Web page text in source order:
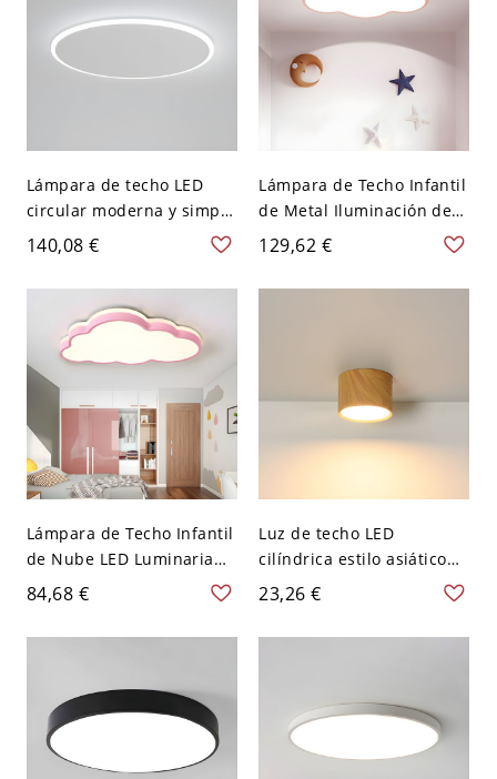
Lámpara de techo LED
circular moderna y simple
con 1 luz de montaje
empotrado en acrílico
blanco - 110 A 120 V 30,48
cm 1 Blanco
140,08 €
Lámpara de Techo Infantil
de Metal Iluminación de
Techo LED de Nube para
Habitación - Rosa 110 A
120 V 52,07 cm Blanco
129,62 €
Lámpara de Techo Infantil
de Nube LED Luminaria
de Techo de Metal para
Cuarto de Niños - Rosa
110 A 120 V 49,53 cm
84,68 €
Luz de techo LED
cilíndrica estilo asiático
con pantalla blanca - 110
A 120 V 7,62 cm Luz cálida
23,26 €